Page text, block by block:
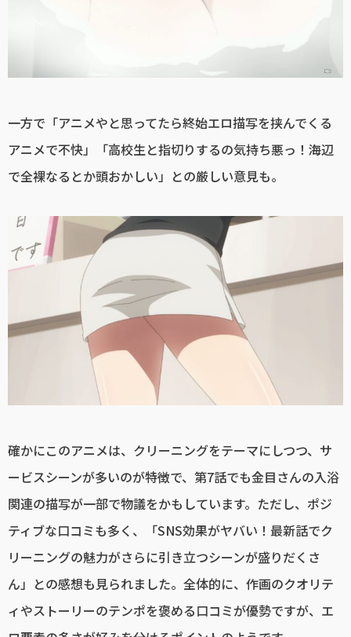
一方で「アニメやと思ってたら終始エロ描写を挟んでくる
アニメで不快」「高校生と指切りするの気持ち悪っ！海辺
で全裸なるとか頭おかしい」との厳しい意見も。
確かにこのアニメは、クリーニングをテーマにしつつ、サ
ービスシーンが多いのが特徴で、第7話でも金目さんの入浴
関連の描写が一部で物議をかもしています。ただし、ポジ
ティブな口コミも多く、「SNS効果がヤバい！最新話でク
リーニングの魅力がさらに引き立つシーンが盛りだくさ
ん」との感想も見られました。全体的に、作画のクオリテ
ィやストーリーのテンポを褒める口コミが優勢ですが、エ